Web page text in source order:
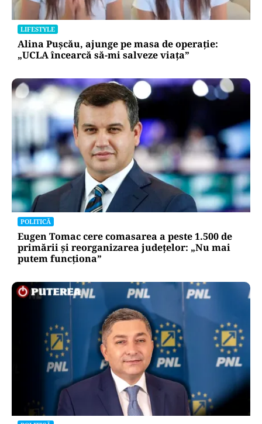
LIFESTYLE
Alina Pușcău, ajunge pe masa de operație:
„UCLA încearcă să-mi salveze viața”
POLITICĂ
Eugen Tomac cere comasarea a peste 1.500 de
primării și reorganizarea județelor: „Nu mai
putem funcționa”